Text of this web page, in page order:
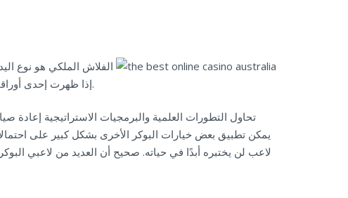
الفلاش الملكي هو نوع
إذا ظهرت إحدى أوراقك الخمس، فإن مجموعة أخرى تُفسد الفلاش الملكي. بوجوكو هو المكان الأمثل للمقامرة عبر الإنترنت في المملكة المتحدة.
يمكن تطبيق بعض خيارات البوكر الأخرى بشكل كبير على
لاعب لن يختبره أبدًا في حياته. صحيح أن العديد من لاعبي